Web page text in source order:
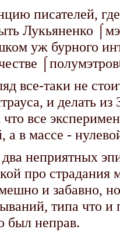
писателей,
Лукьяненко
уж бурного
все-таки не
и делать из
все
в массе -
неприятных
про
и забавно,
типа что и
был неправ.